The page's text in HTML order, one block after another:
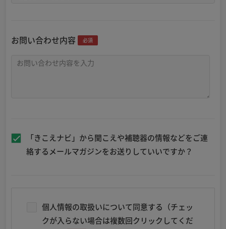
お問い合わせ内容 必須
「きこえナビ」から聞こえや補聴器の情報などをご連
絡するメールマガジンをお送りしていいですか？
個人情報の取扱いについて同意する（チェッ
クが入らない場合は複数回クリックしてくだ